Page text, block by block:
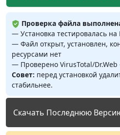
Проверка файла
— Установка тестировалась
— Файл открыт, установлен,
ресурсами нет
— Проверено VirusTotal/
Совет: перед установкой
стабильнее.
Скачать Последнюю